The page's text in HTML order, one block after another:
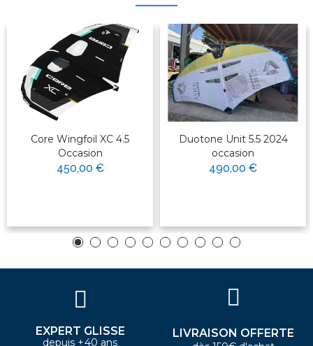
Core Wingfoil XC 4.5
Occasion
450,00 €
Duotone Unit 5.5 2024
occasion
490,00 €
EXPERT GLISSE
depuis +40 ans
LIVRAISON OFFERTE